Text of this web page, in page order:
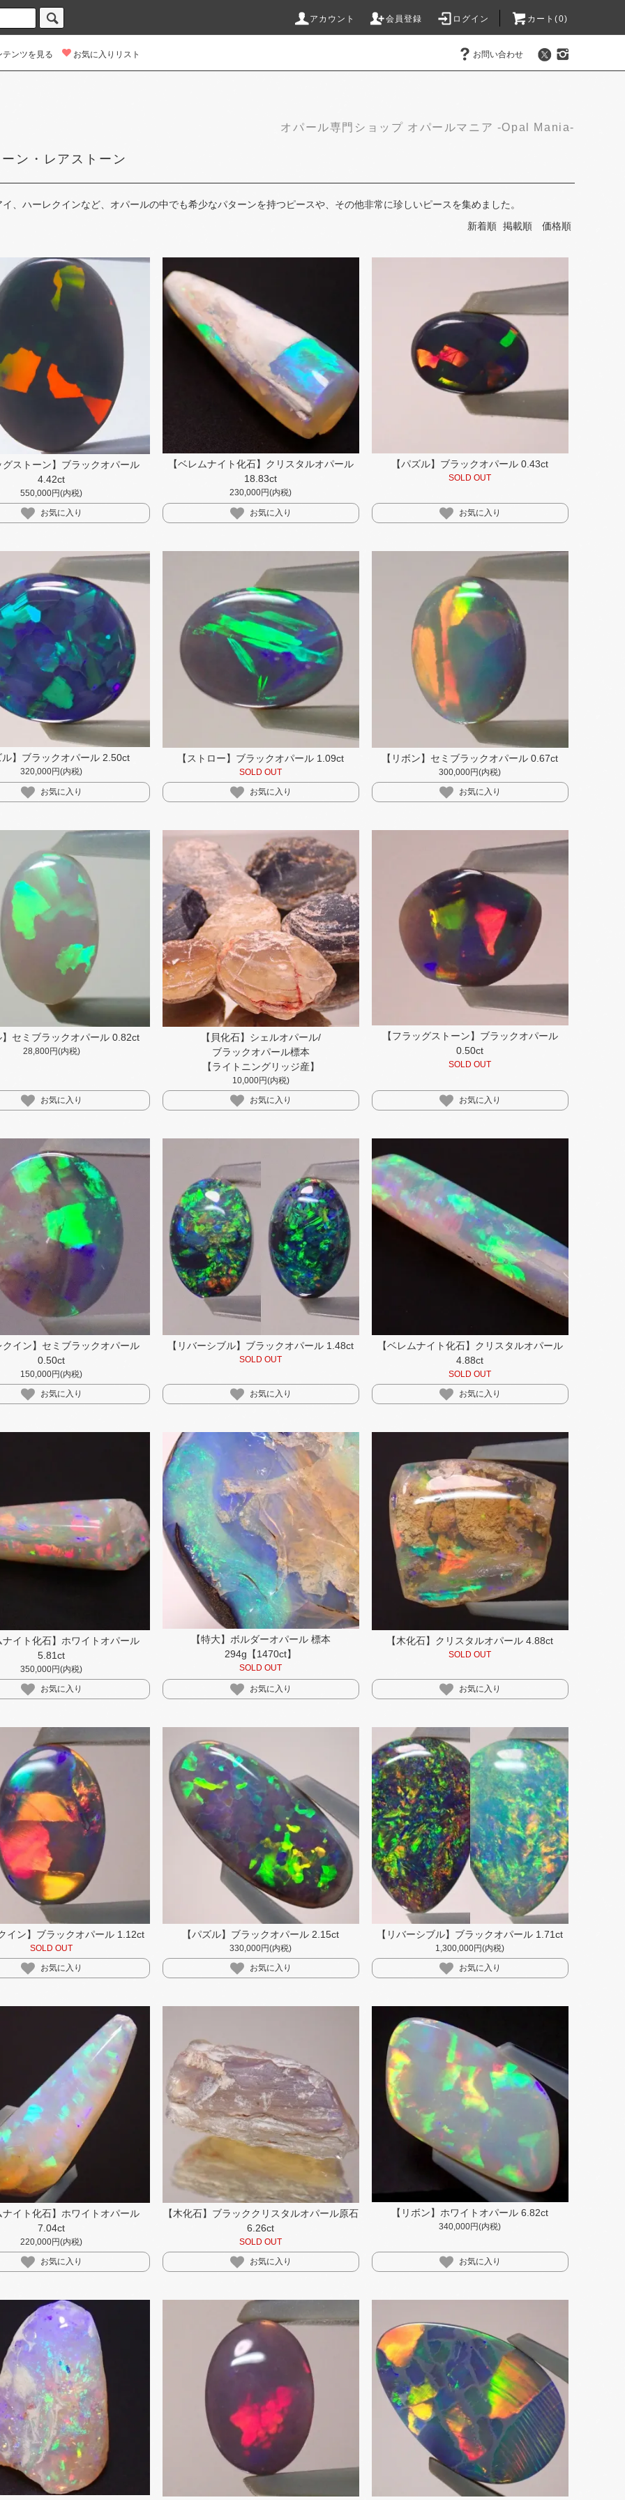
アカウント 会員登録 ログイン カート(0)
テンツを見る お気に入りリスト お問い合わせ
オパール専門ショップ オパールマニア -Opal Mania-
ン・レアストーン
、​ハーレクインなど、​オパールの​中でも​希少な​パターンを​持つピースや、​その​他非常に​珍しい​ピースを​集めました。
新着順 掲載順 価格順
グストーン】ブラックオパール
4.42ct
550,000円(内税)
お気に入り
【ベレムナイト化石】クリスタルオパール
18.83ct
230,000円(内税)
お気に入り
【パズル】ブラックオパール 0.43ct
SOLD OUT
お気に入り
ル】ブラックオパール 2.50ct
320,000円(内税)
お気に入り
【ストロー】ブラックオパール 1.09ct
SOLD OUT
お気に入り
【リボン】セミブラックオパール 0.67ct
300,000円(内税)
お気に入り
セミブラックオパール 0.82ct
28,800円(内税)
お気に入り
【貝化石】シェルオパール/
ブラックオパール標本
【ライトニングリッジ産】
10,000円(内税)
お気に入り
【フラッグストーン】ブラックオパール
0.50ct
SOLD OUT
お気に入り
クイン】セミブラックオパール
0.50ct
150,000円(内税)
お気に入り
【リバーシブル】ブラックオパール 1.48ct
SOLD OUT
お気に入り
【ベレムナイト化石】クリスタルオパール
4.88ct
SOLD OUT
お気に入り
ナイト化石】ホワイトオパール
5.81ct
350,000円(内税)
お気に入り
【特大】ボルダーオパール 標本
294g【1470ct】
SOLD OUT
お気に入り
【木化石】クリスタルオパール 4.88ct
SOLD OUT
お気に入り
イン】ブラックオパール 1.12ct
SOLD OUT
お気に入り
【パズル】ブラックオパール 2.15ct
330,000円(内税)
お気に入り
【リバーシブル】ブラックオパール 1.71ct
1,300,000円(内税)
お気に入り
ナイト化石】ホワイトオパール
7.04ct
220,000円(内税)
お気に入り
【木化石】ブラッククリスタルオパール原石
6.26ct
SOLD OUT
お気に入り
【リボン】ホワイトオパール 6.82ct
340,000円(内税)
お気に入り